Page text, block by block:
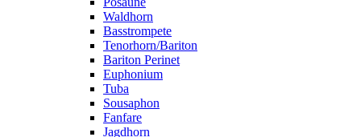
Waldhorn
Basstrompete
Tenorhorn/Bariton
Bariton Perinet
Euphonium
Tuba
Sousaphon
Fanfare
Jagdhorn